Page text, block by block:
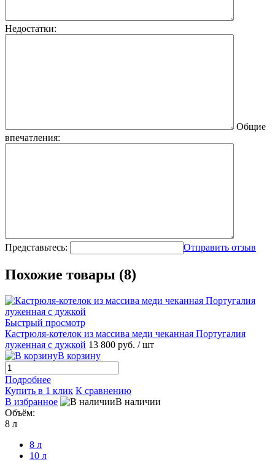
Недостатки:
Общие
впечатления:
Представьтесь: Отправить отзыв
Похожие товары (8)
Быстрый просмотр
Кастрюля-котелок из массива меди чеканная Португалия
луженная с дужкой 13 800 руб. / шт
В корзину
Подробнее
Купить в 1 клик К сравнению
В избранное
В наличии
Объём:
8 л
8 л
10 л